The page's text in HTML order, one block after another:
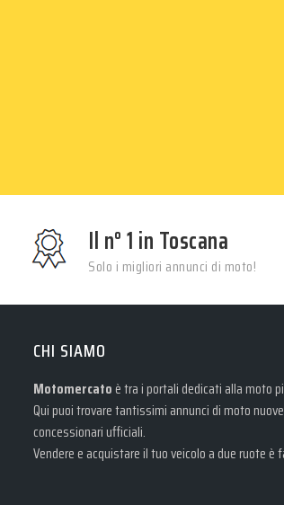
Il n° 1 in Toscana
Solo i migliori annunci di moto!
CHI SIAMO
Motomercato è tra i portali dedicati alla moto
Qui puoi trovare tantissimi annunci di moto
concessionari ufficiali.
Vendere e acquistare il tuo veicolo a due ruote è